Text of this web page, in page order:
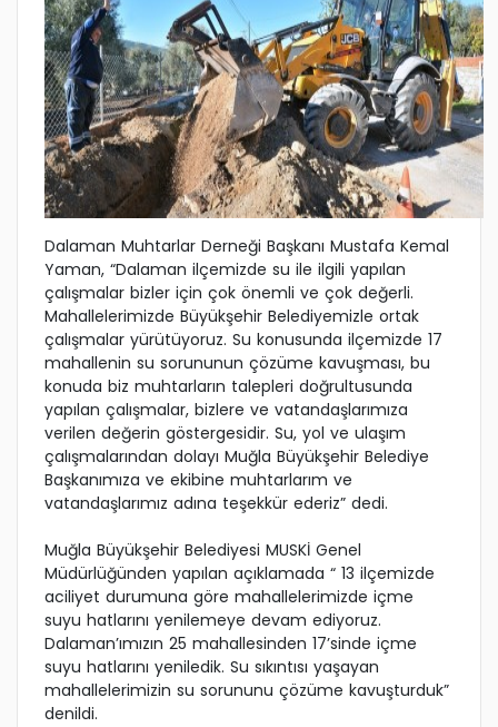
Dalaman Muhtarlar Derneği Başkanı Mustafa Kemal
Yaman, “Dalaman ilçemizde su ile ilgili yapılan
çalışmalar bizler için çok önemli ve çok değerli.
Mahallelerimizde Büyükşehir Belediyemizle ortak
çalışmalar yürütüyoruz. Su konusunda ilçemizde 17
mahallenin su sorununun çözüme kavuşması, bu
konuda biz muhtarların talepleri doğrultusunda
yapılan çalışmalar, bizlere ve vatandaşlarımıza
verilen değerin göstergesidir. Su, yol ve ulaşım
çalışmalarından dolayı Muğla Büyükşehir Belediye
Başkanımıza ve ekibine muhtarlarım ve
vatandaşlarımız adına teşekkür ederiz” dedi.
Muğla Büyükşehir Belediyesi MUSKİ Genel
Müdürlüğünden yapılan açıklamada “ 13 ilçemizde
aciliyet durumuna göre mahallelerimizde içme
suyu hatlarını yenilemeye devam ediyoruz.
Dalaman’ımızın 25 mahallesinden 17’sinde içme
suyu hatlarını yeniledik. Su sıkıntısı yaşayan
mahallelerimizin su sorununu çözüme kavuşturduk”
denildi.